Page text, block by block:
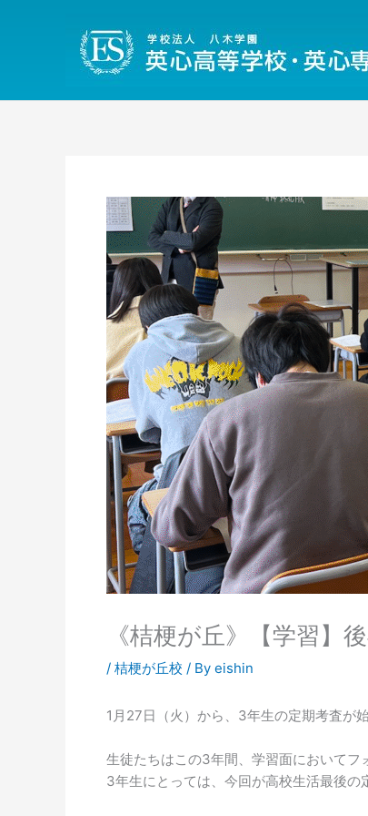
キ
《桔梗が丘》【学習】
/ 桔梗が丘校 / By eishin
1月27日（火）から、3年生の定期考査が始
生徒たちはこの3年間、学習面においてフ
3年生にとっては、今回が高校生活最後の